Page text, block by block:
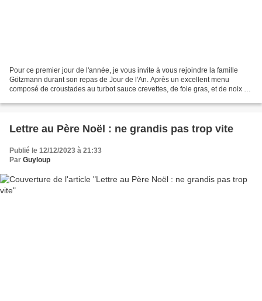
Pour ce premier jour de l'année, je vous invite à vous rejoindre la famille
Götzmann durant son repas de Jour de l'An. Après un excellent menu
composé de croustades au turbot sauce crevettes, de foie gras, et de noix de
Lettre au Père Noël : ne grandis pas trop vite
Publié le 12/12/2023 à 21:33
Par Guyloup